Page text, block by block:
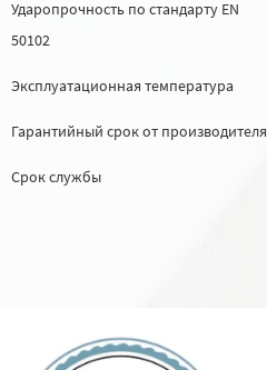
Ударопрочность по стандарту EN
50102
Эксплуатационная температура
Гарантийный срок от производителя
Срок службы